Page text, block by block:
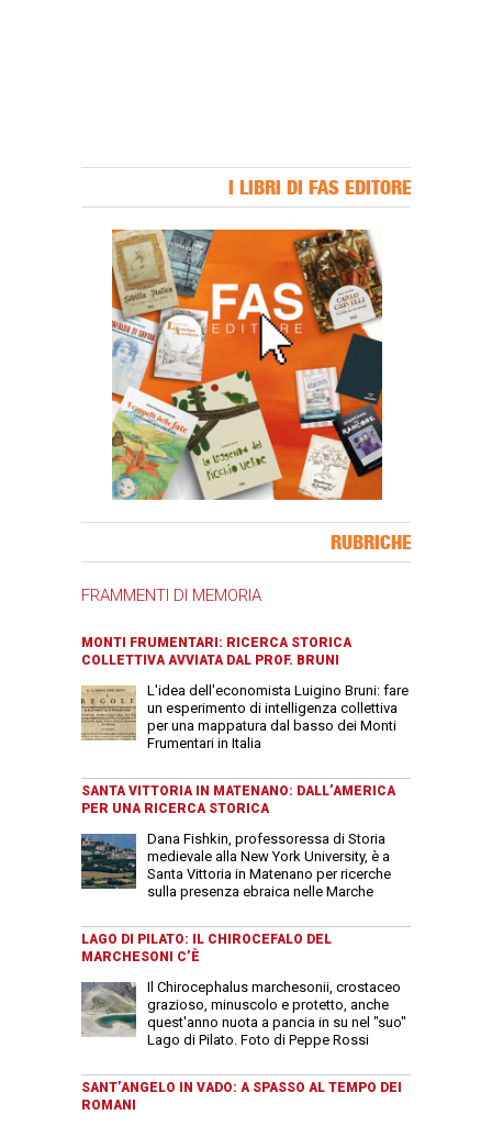
I LIBRI DI FAS EDITORE
RUBRICHE
FRAMMENTI DI MEMORIA
MONTI FRUMENTARI: RICERCA STORICA
COLLETTIVA AVVIATA DAL PROF. BRUNI
L'idea dell'economista Luigino Bruni: fare
un esperimento di intelligenza collettiva
per una mappatura dal basso dei Monti
Frumentari in Italia
SANTA VITTORIA IN MATENANO: DALL’AMERICA
PER UNA RICERCA STORICA
Dana Fishkin, professoressa di Storia
medievale alla New York University, è a
Santa Vittoria in Matenano per ricerche
sulla presenza ebraica nelle Marche
LAGO DI PILATO: IL CHIROCEFALO DEL
MARCHESONI C’È
Il Chirocephalus marchesonii, crostaceo
grazioso, minuscolo e protetto, anche
quest'anno nuota a pancia in su nel "suo"
Lago di Pilato. Foto di Peppe Rossi
SANT’ANGELO IN VADO: A SPASSO AL TEMPO DEI
ROMANI